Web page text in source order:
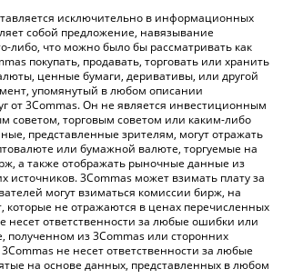
проверить последние цены на
фиатных и криптовалютах.
исключительно в информационных
собой предложение, навязывание
либо, что можно было бы рассматривать как
покупать, продавать, торговать или хранить
ценные бумаги, деривативы, или другой
упомянутый в любом описании
от 3Commas. Он не является инвестиционным
советом, торговым советом или каким-либо
представленные зрителям, могут отражать
или бумажной валюте, торгуемые на
а также отображать рыночные данные из
источников. 3Commas может взимать плату за
могут взиматься комиссии бирж, на
которые не отражаются в ценах перечисленных
несет ответственности за любые ошибки или
полученном из 3Commas или сторонних
не несет ответственности за любые
на основе данных, представленных в любом